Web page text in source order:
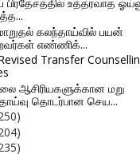
கலந்தாய்வில் பயன்
எண்ணிக்...
Transfer
ஆசிரியகளுக்கான மறு
தொடர்பான செய...